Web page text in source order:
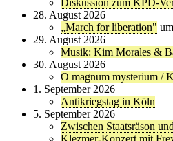
28. August 2026
„March for liberation"
29. August 2026
Musik: Kim Morales &
30. August 2026
O magnum mysterium /
1. September 2026
Antikriegstag in Köln
5. September 2026
Zwischen Staatsräson
Klezmer-Konzert mit